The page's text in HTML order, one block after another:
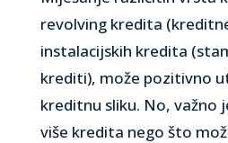
revolving kredita
instalacijskih kredita
krediti), može pozitivno
kreditnu sliku. No, važno
više kredita nego što